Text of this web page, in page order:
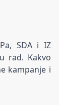
SDA i IZ
rad. Kakvo
kampanje i